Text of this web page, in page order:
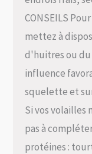
CONSEILS
mettez à
d'huitres ou
influence
squelette et
Si vos volailles
pas à
protéines :